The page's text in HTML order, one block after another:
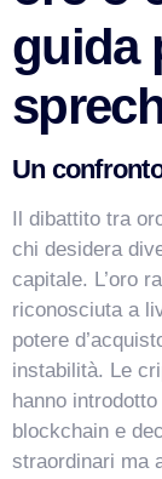
guida
Un
Il dibattito tra
chi desidera
capitale. L’oro
riconosciuta a
potere
instabilità. Le
hanno
blockchain e
straordinari ma
VismarChat
Salve! Sono
cosa possiamo